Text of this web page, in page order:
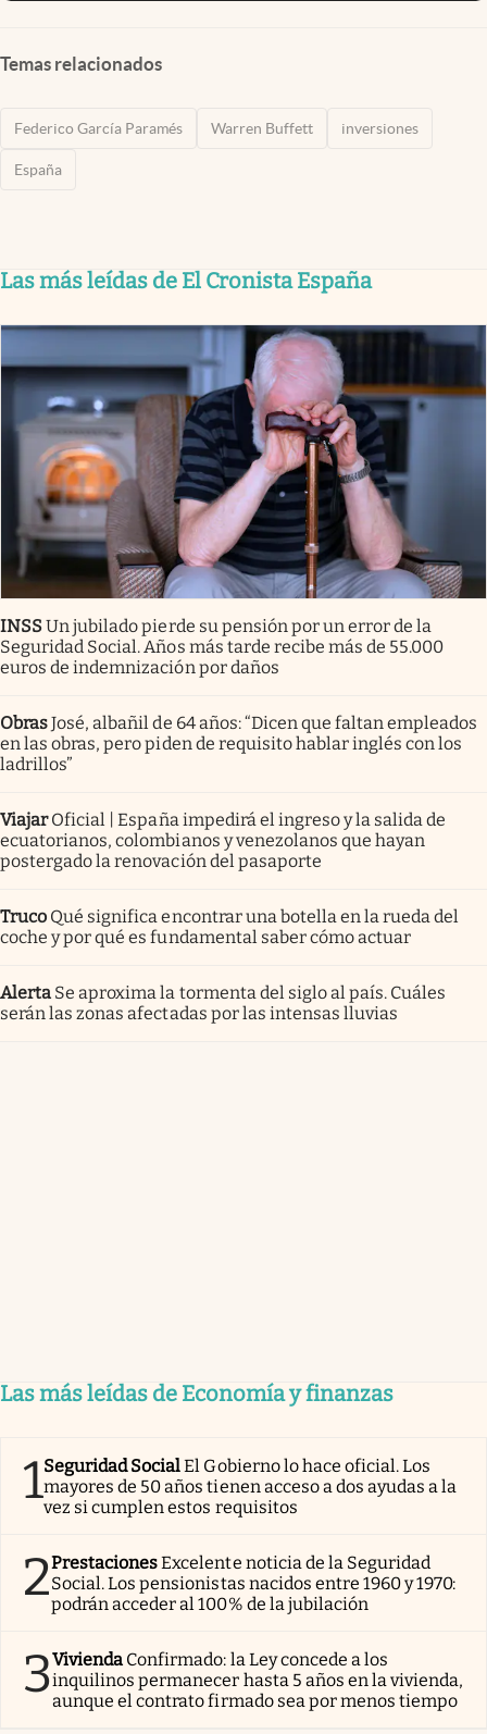
Temas relacionados
Federico García Paramés Warren Buffett inversiones
España
Las más leídas de El Cronista España
INSSUn jubilado pierde su pensión por un error de la
Seguridad Social. Años más tarde recibe más de 55.000
euros de indemnización por daños
ObrasJosé, albañil de 64 años: “Dicen que faltan empleados
en las obras, pero piden de requisito hablar inglés con los
ladrillos”
Viajar Oficial | España impedirá el ingreso y la salida de
ecuatorianos, colombianos y venezolanos que hayan
postergado la renovación del pasaporte
Truco Qué significa encontrar una botella en la rueda del
coche y por qué es fundamental saber cómo actuar
Alerta Se aproxima la tormenta del siglo al país. Cuáles
serán las zonas afectadas por las intensas lluvias
Las más leídas de Economía y finanzas
1Seguridad SocialEl Gobierno lo hace oficial. Los
mayores de 50 años tienen acceso a dos ayudas a la
vez si cumplen estos requisitos
2PrestacionesExcelente noticia de la Seguridad
Social. Los pensionistas nacidos entre 1960 y 1970:
podrán acceder al 100% de la jubilación
3Vivienda Confirmado: la Ley concede a los
inquilinos permanecer hasta 5 años en la vivienda,
aunque el contrato firmado sea por menos tiempo